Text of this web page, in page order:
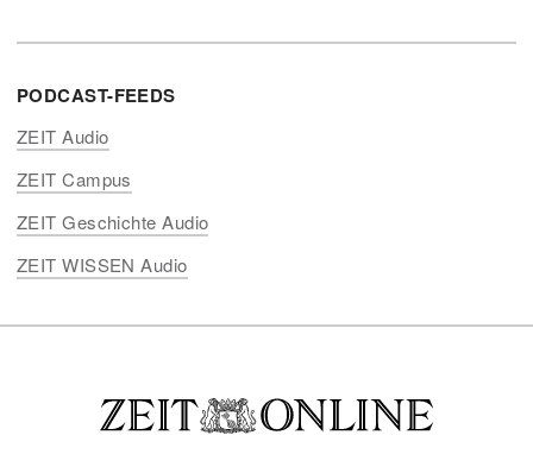
PODCAST-FEEDS
ZEIT Audio
ZEIT Campus
ZEIT Geschichte Audio
ZEIT WISSEN Audio